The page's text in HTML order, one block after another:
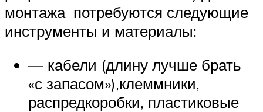
монтажа потребуются следующие
инструменты и материалы:
— кабели (длину лучше брать
«с запасом»),клеммники,
распредкоробки, пластиковые